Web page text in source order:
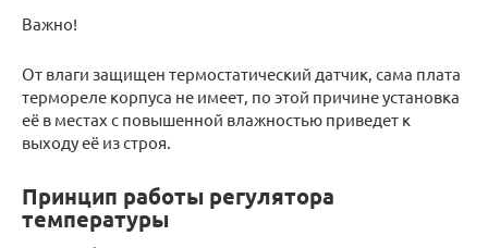
Важно!
От влаги защищен термостатический датчик, сама плата
термореле корпуса не имеет, по этой причине установка
её в местах с повышенной влажностью приведет к
выходу её из строя.
Принцип работы регулятора
температуры